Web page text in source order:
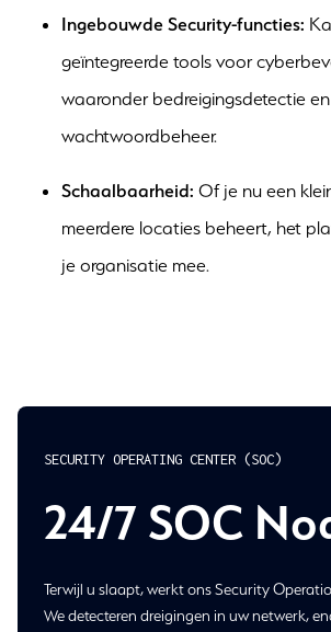
Ingebouwde Security-functies:
geïntegreerde tools voor
waaronder bedreigingsdetectie en
wachtwoordbeheer.
Schaalbaarheid: Of je nu een
meerdere locaties beheert, het
je organisatie mee.
SECURITY OPERATING CENTER (SOC)
24/7 SOC
Terwijl u slaapt, werkt ons Security
We detecteren dreigingen in uw netwerk,